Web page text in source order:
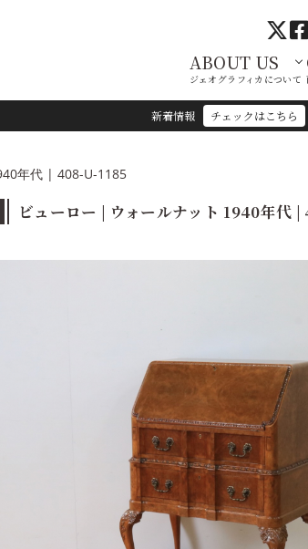
新着情報 チェックはこちら
ABOUT US
ジェオグラフィカについて
年代 | 408-U-1185
ビューロー | ウォールナット 1940年代